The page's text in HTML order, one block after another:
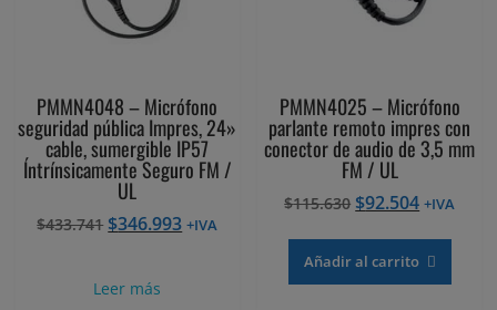
PMMN4048 – Micrófono
seguridad pública Impres, 24»
cable, sumergible IP57
Íntrínsicamente Seguro FM /
UL
$433.741 El
era:
$346.993El+IVA
Leer más
PMMN4025 – Micrófono
parlante remoto impres con
conector de audio de 3,5 mm
FM / UL
$115.630 El
original
era:
$92.504El
actual
es:
+IVA
Añadir al carrito